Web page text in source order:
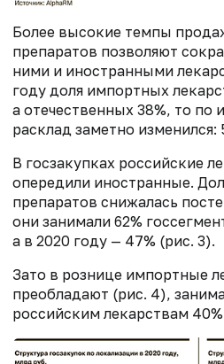
Более высокие темпы
препаратов позволяют
ними и иностранными
году доля импортных
а отечественных 38%, то по
расклад заметно изменился:
В госзакупках российские
опередили иностранные.
препаратов снижалась
они занимали 62%
а в 2020 году — 47% (рис. 3).
Зато в рознице импортные
преобладают (рис. 4),
российским лекарствам